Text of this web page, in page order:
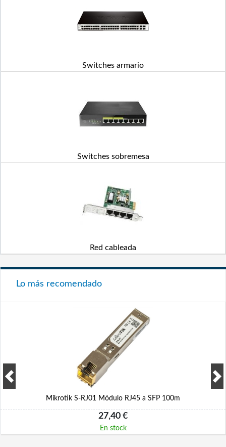
Switches armario
Switches sobremesa
Red cableada
Lo más recomendado
Mikrotik S-RJ01 Módulo RJ45 a SFP 100m
27,40 €
En stock